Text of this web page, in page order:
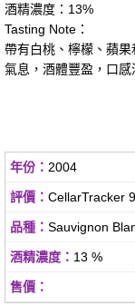
酒精濃度：13%
Tasting Note：
帶有白桃、檸檬、蘋
氣息，酒體豐盈，口感
2004
CellarTracker
Sauvignon
13 %